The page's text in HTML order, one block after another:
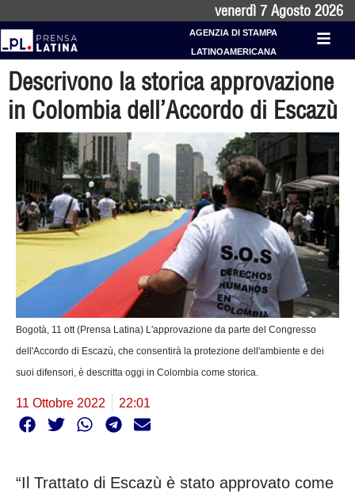
venerdì 7 Agosto 2026
AGENZIA DI STAMPA
LATINOAMERICANA
Descrivono la storica approvazione
in Colombia dell’Accordo di Escazù
Bogotà, 11 ott (Prensa Latina) L'approvazione da parte del Congresso
dell'Accordo di Escazù, che consentirà la protezione dell'ambiente e dei
suoi difensori, è descritta oggi in Colombia come storica.
11 Ottobre 2022 22:01
“Il Trattato di Escazù è stato approvato come